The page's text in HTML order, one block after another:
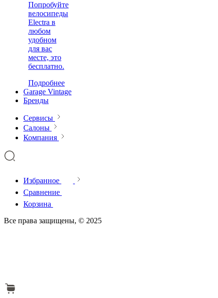
Попробуйте
велосипеды
Electra в
любом
удобном
для вас
месте, это
бесплатно.
Подробнее
Garage Vintage
Бренды
Сервисы
Салоны
Компания
Избранное
Сравнение
Корзина
Все права защищены, © 2025